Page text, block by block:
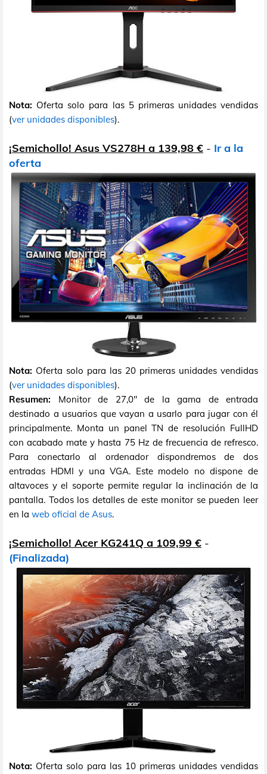
Nota: Oferta solo para las 5 primeras unidades vendidas
(ver unidades disponibles).
¡Semichollo! Asus VS278H a 139,98 € - Ir a la
oferta
Nota: Oferta solo para las 20 primeras unidades vendidas
(ver unidades disponibles).
Resumen: Monitor de 27,0" de la gama de entrada
destinado a usuarios que vayan a usarlo para jugar con él
principalmente. Monta un panel TN de resolución FullHD
con acabado mate y hasta 75 Hz de frecuencia de refresco.
Para conectarlo al ordenador dispondremos de dos
entradas HDMI y una VGA. Este modelo no dispone de
altavoces y el soporte permite regular la inclinación de la
pantalla. Todos los detalles de este monitor se pueden leer
en la web oficial de Asus.
¡Semichollo! Acer KG241Q a 109,99 € -
(Finalizada)
Nota: Oferta solo para las 10 primeras unidades vendidas